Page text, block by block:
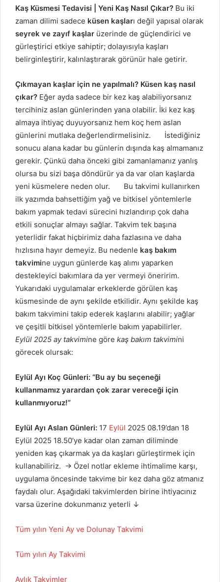
Kaş Küsmesi Tedavisi | Yeni Kaş Nasıl Çıkar? Bu iki
zaman dilimi sadece küsen kaşları değil yapısal olarak
seyrek ve zayıf kaşlar üzerinde de güçlendirici ve
gürleştirici etkiye sahiptir; dolayısıyla kaşları
belirginleştirir, kalınlaştırarak görünür hale getirir.
Çıkmayan kaşlar için ne yapılmalı? Küsen kaş nasıl
çıkar? Eğer ayda sadece bir kez kaş alabiliyorsanız
tercihiniz aslan günlerinden yana olabilir. İki kez kaş
almaya ihtiyaç duyuyorsanız hem koç hem aslan
günlerini mutlaka değerlendirmelisiniz. İstediğiniz
sonucu alana kadar bu günlerin dışında kaş almamanız
gerekir. Çünkü daha önceki gibi zamanlamanız yanlış
olursa bu sizi başa döndürür ya da var olan kaşlarda
yeni küsmelere neden olur. Bu takvimi kullanırken
ilk yazımda bahsettiğim yağ ve bitkisel yöntemlerle
bakım yapmak tedavi sürecini hızlandırıp çok daha
etkili sonuçlar almayı sağlar. Takvim tek başına
yeterlidir fakat hiçbirimiz daha fazlasına ve daha
hızlısına hayır demeyiz. Bu nedenle kaş bakım
takvimine uygun günlerde kaş alımı yaparken
destekleyici bakımlara da yer vermeyi öneririm.
Yukarıdaki uygulamalar erkeklerde görülen kaş
küsmesinde de aynı şekilde etkilidir. Aynı şekilde kaş
bakım takvimini takip ederek kaşlarını alabilir; yağlar
ve çeşitli bitkisel yöntemlerle bakım yapabilirler.
Eylül 2025 ay takvimine göre kaş bakım takvimini
görecek olursak:
Eylül Ayı Koç Günleri: “Bu ay bu seçeneği
kullanmamız yarardan çok zarar vereceği için
kullanmıyoruz!”
Eylül Ayı Aslan Günleri: 17 Eylül 2025 08.19’dan 18
Eylül 2025 18.50’ye kadar olan zaman diliminde
yeniden kaş çıkarmak ya da kaşları gürleştirmek için
kullanabiliriz. → Özel notlar ekleme ihtimalime karşı,
uygulama öncesinde takvime bir kez daha göz atmanız
faydalı olur. Aşağıdaki takvimlerden birine ihtiyacınız
varsa üzerine dokunmanız yeterli ↓
Tüm yılın Yeni Ay ve Dolunay Takvimi
Tüm yılın Ay Takvimi
Aylık Takvimler